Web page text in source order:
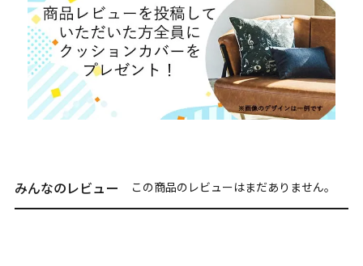
みんなのレビュー この商品のレビューはまだありません。